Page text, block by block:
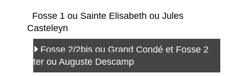
Fosse 1 ou Sainte Elisabeth ou Jules
Casteleyn
Fosse 2/2bis ou Grand Condé et Fosse 2
ter ou Auguste Descamp